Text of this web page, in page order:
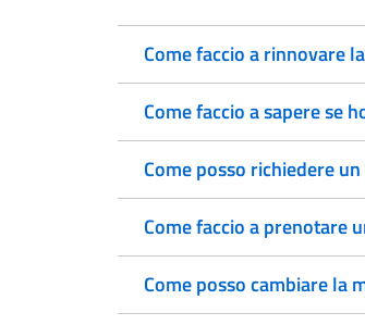
Come faccio a rinnovare
Come faccio a sapere se
Come posso richiedere
Come faccio a prenotare
Come posso cambiare la